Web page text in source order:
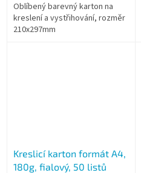
Oblíbený barevný karton na
kreslení a vystřihování, rozměr
210x297mm
Kreslicí karton formát A4,
180g, fialový, 50 listů